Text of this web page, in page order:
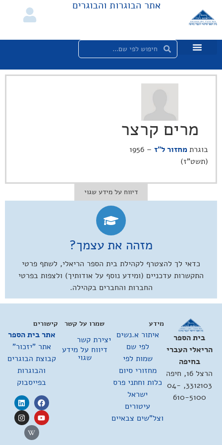
אתר הבוגרות והבוגרים
מרים קרצר
בוגרתמחזור ל"ז
– 1956
(תשט"ז)
דיווח על מידע שגוי
מזהה את עצמך?
כדאי לך להצטרף לקהילת בית הספר הריאלי, לשתף פרטי
התקשרות עדכניים (ומידע נוסף על אודותיך) ולצפות בפרטי
החברות והחברים בקהילה.
בית הספר
הריאלי העברי
בחיפה
הרצל 16, חיפה
3312103, 04-
610-5100
מידע
איתור א.נשים
לפי שם
שמות לפי
מחזורי סיום
כלות וחתני פרס
ישראל
עיטורים
וצל"שים צבאיים
קישורים
אתר בית הספר
אתר "יזכור"
קבוצת הבוגרים
והבוגרות
בפייסבוק
שמרו על קשר
יצירת קשר
דיווח על מידע
שגוי